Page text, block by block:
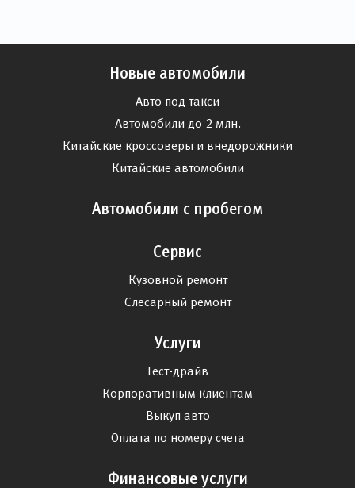
Новые автомобили
Авто под такси
Автомобили до 2 млн.
Китайские кроссоверы и внедорожники
Китайские автомобили
Автомобили с пробегом
Сервис
Кузовной ремонт
Слесарный ремонт
Услуги
Тест-драйв
Корпоративным клиентам
Выкуп авто
Оплата по номеру счета
Финансовые услуги